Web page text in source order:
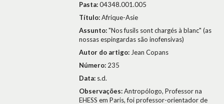
Pasta:04348.001.005
Título:Afrique-Asie
Assunto:"Nos fusils sont chargés à blanc" (as
nossas espingardas são inofensivas)
Autor do artigo: Jean Copans
Número: 235
Data: s.d.
Observações:Antropólogo, Professor na
EHESS em Paris, foi professor-orientador de